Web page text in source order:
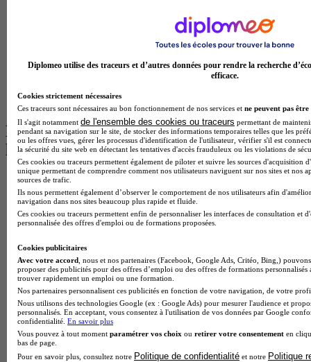
BTS Communication à Bordeaux
BTS Ndrc à Lyon
Les intitulés de diplôme par alternance
les plus recherchés
BTS Esf en alternance
BTS Dietetique en alternance
BTS Mco en alternance
BTS Pi en alternance
BTS Sp3s en alternance
BTS Ndrc en alternance
BTS Sam en alternance
Cap Fleuriste en alternance
BTS Sio en alternance
MSc Marketing Digital en alternance
BTS Gpme en alternance
Cap Electricien en alternance
BTS Gpn en alternance
BTS Domotique en alternance
Diplomeo utilise des traceurs et d’autres données pour rendre la recherche
efficace.
Cookies strictement nécessaires
Ces traceurs sont nécessaires au bon fonctionnement de nos services et ne peuvent pas être
Il s'agit notamment de l'ensemble des cookies ou traceurs permettant de
pendant sa navigation sur le site, de stocker des informations temporaires telles que les
ou les offres vues, gérer les processus d'identification de l'utilisateur, vérifier s'il est
la sécurité du site web en détectant les tentatives d'accès frauduleux ou les violations de
Ces cookies ou traceurs permettent également de piloter et suivre les sources d'acquisition
unique permettant de comprendre comment nos utilisateurs naviguent sur nos sites et nos
sources de trafic.
Ils nous permettent également d’observer le comportement de nos utilisateurs afin
navigation dans nos sites beaucoup plus rapide et fluide.
Ces cookies ou traceurs permettent enfin de personnaliser les interfaces de consultation et
personnalisée des offres d'emploi ou de formations proposées.
Cookies publicitaires
Avec votre accord , nous et nos partenaires (Facebook, Google Ads, Critéo, Bing,)
proposer des publicités pour des offres d’emploi ou des offres de formations
trouver rapidement un emploi ou une formation.
Nos partenaires personnalisent ces publicités en fonction de votre navigation, de votre
Nous utilisons des technologies Google (ex : Google Ads) pour mesurer l'audience et
personnalisés. En acceptant, vous consentez à l'utilisation de vos données par Google
confidentialité. En savoir plus
Vous pouvez à tout moment paramétrer vos choix ou retirer votre consentement en
bas de page.
Pour en savoir plus, consultez notre Politique de confidentialité et notre Politique